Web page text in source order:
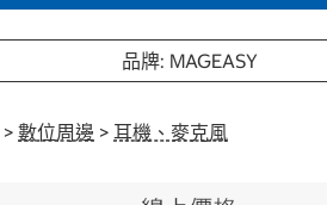
品牌: MAGEASY
> 數位周邊 > 耳機、麥克風